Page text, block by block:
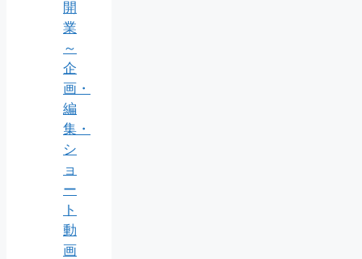
開
業
～
企
画・
編
集・
シ
ョ
ー
ト
動
画